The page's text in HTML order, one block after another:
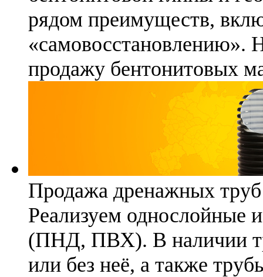
рядом преимуществ,
«самовосстановлению».
продажу бентонитовых
Продажа дренажных труб
Реализуем однослойные
(ПНД, ПВХ). В наличии
или без неё, а также